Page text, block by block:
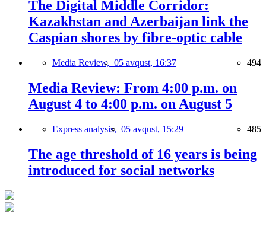
The Digital Middle Corridor:
Kazakhstan and Azerbaijan link the
Caspian shores by fibre-optic cable
Media Review, 05 avqust, 16:37 494
Media Review: From 4:00 p.m. on
August 4 to 4:00 p.m. on August 5
Express analysis, 05 avqust, 15:29 485
The age threshold of 16 years is being
introduced for social networks